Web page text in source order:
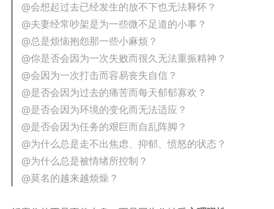
@会想起过去已经发生的放不下也无法释怀？
@夫妻经常吵架是为一些微不足道的小事？
@总是烦恼抱怨那一些小麻烦 ？
@你是否会因为一次失败而很久无法重振精神？
@会因为一次打击而容易丧失自信？
@是否会因为过去的痛苦而每天郁郁寡欢？
@是否会因为环境的变化而无法适应？
@是否会因为任务的艰巨而自乱阵脚？
@为什么总是走不出焦虑、抑郁、愤怒的状态？
@为什么总是被情绪所控制？
@莫名的越来越烦燥？